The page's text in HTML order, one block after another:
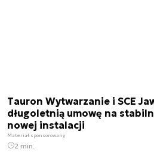
Tauron Wytwarzanie i SCE
długoletnią umowę na
nowej instalacji
Materiał sponsorowany
2 min.